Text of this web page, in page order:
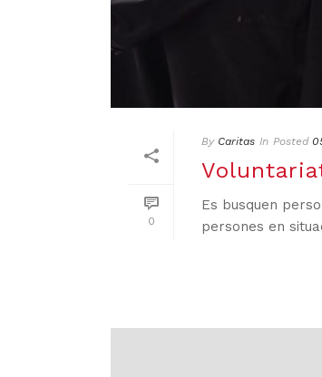
0
By Caritas In Posted
Es busquen
persones en